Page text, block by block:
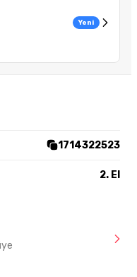
Yeni
1714322523
2. El